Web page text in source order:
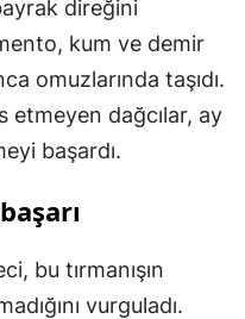
direğini
kum ve demir
omuzlarında taşıdı.
etmeyen dağcılar, ay
başardı.
bu tırmanışın
vurguladı.